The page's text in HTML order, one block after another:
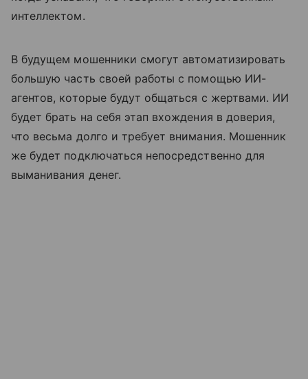
интеллектом.
В будущем мошенники смогут автоматизировать
большую часть своей работы с помощью ИИ-
агентов, которые будут общаться с жертвами. ИИ
будет брать на себя этап вхождения в доверия,
что весьма долго и требует внимания. Мошенник
же будет подключаться непосредственно для
выманивания денег.